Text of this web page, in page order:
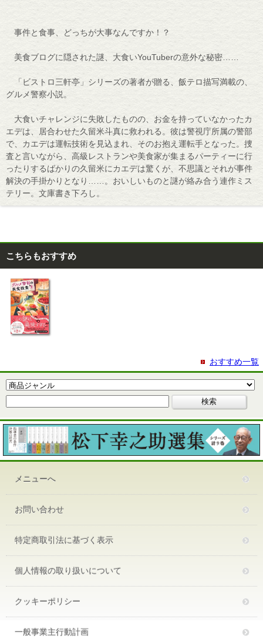
事件と食事、どっちが大事なんですか！？
美食ブログに隠された謎、大食いYouTuberの意外な秘密……
「ビストロ三軒亭」シリーズの著者が贈る、飯テロ描写満載の、
グルメ警察小説。
大食いチャレンジに失敗したものの、お金を持っていなかったカ
エデは、居合わせた久留米斗真に救われる。彼は警視庁所属の警部
で、カエデは運転技術を見込まれ、そのお抱え運転手となった。捜
査と言いながら、高級レストランや美食家が集まるパーティーに行
ったりするばかりの久留米にカエデは驚くが、不思議とそれが事件
解決の手掛かりとなり……。おいしいものと謎が絡み合う連作ミス
テリー。文庫書き下ろし。
こちらもおすすめ
おすすめ一覧
メニューへ
お問い合わせ
特定商取引法に基づく表示
個人情報の取り扱いについて
クッキーポリシー
一般事業主行動計画